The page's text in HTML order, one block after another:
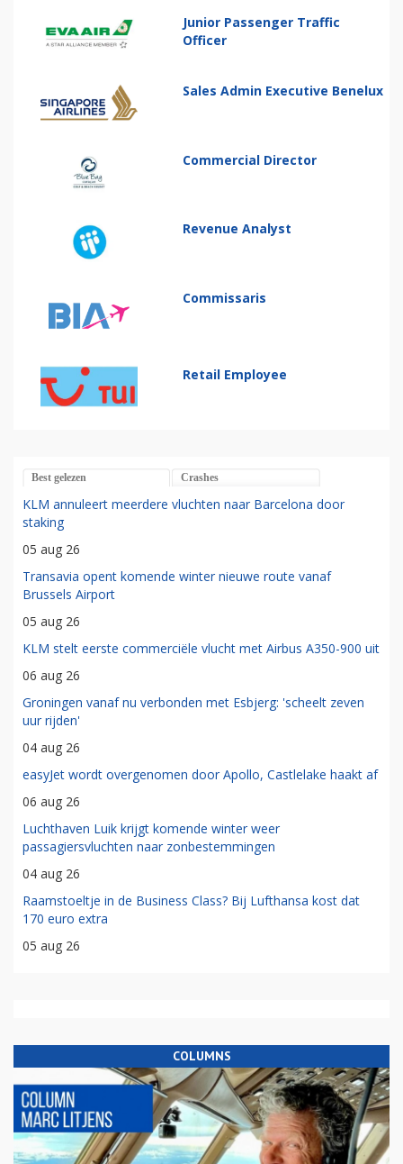
Junior Passenger Traffic
Officer
Sales Admin Executive Benelux
Commercial Director
Revenue Analyst
Commissaris
Retail Employee
Best gelezen Crashes
KLM annuleert meerdere vluchten naar Barcelona door
staking
05 aug 26
Transavia opent komende winter nieuwe route vanaf
Brussels Airport
05 aug 26
KLM stelt eerste commerciële vlucht met Airbus A350-900 uit
06 aug 26
Groningen vanaf nu verbonden met Esbjerg: 'scheelt zeven
uur rijden'
04 aug 26
easyJet wordt overgenomen door Apollo, Castlelake haakt af
06 aug 26
Luchthaven Luik krijgt komende winter weer
passagiersvluchten naar zonbestemmingen
04 aug 26
Raamstoeltje in de Business Class? Bij Lufthansa kost dat
170 euro extra
05 aug 26
COLUMNS